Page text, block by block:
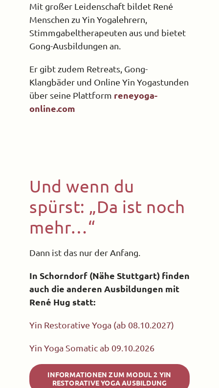
Mit großer Leidenschaft bildet René
Menschen zu Yin Yogalehrern,
Stimmgabeltherapeuten aus und bietet
Gong-Ausbildungen an.
Er gibt zudem Retreats, Gong-
Klangbäder und Online Yin Yogastunden
über seine Plattform reneyoga-
online.com
Und wenn du
spürst: „Da ist noch
mehr…“
Dann ist das nur der Anfang.
In Schorndorf (Nähe Stuttgart) finden
auch die anderen Ausbildungen mit
René Hug statt:
Yin Restorative Yoga (ab 08.10.2027)
Yin Yoga Somatic ab 09.10.2026
INFORMATIONEN ZUM MODUL 2 YIN
RESTORATIVE YOGA AUSBILDUNG